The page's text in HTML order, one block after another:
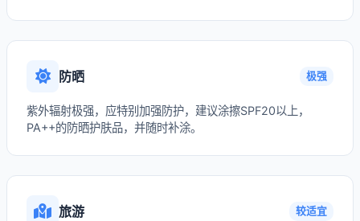
防晒 极强
紫外辐射极强，应特别加强防护，建议涂擦SPF20以上，
PA++的防晒护肤品，并随时补涂。
旅游 较适宜